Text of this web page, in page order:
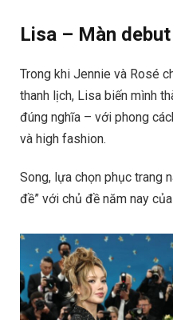
Lisa – Màn
Trong khi Jennie và Rosé
thanh lịch, Lisa biến mình
đúng nghĩa – với phong
và high fashion.
Song, lựa chọn phục trang
đề” với chủ đề năm nay